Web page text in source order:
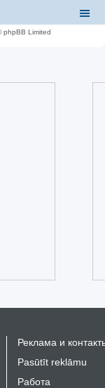
phpBB Limited
Реклама и
Pasūtīt reklāmu
Работа